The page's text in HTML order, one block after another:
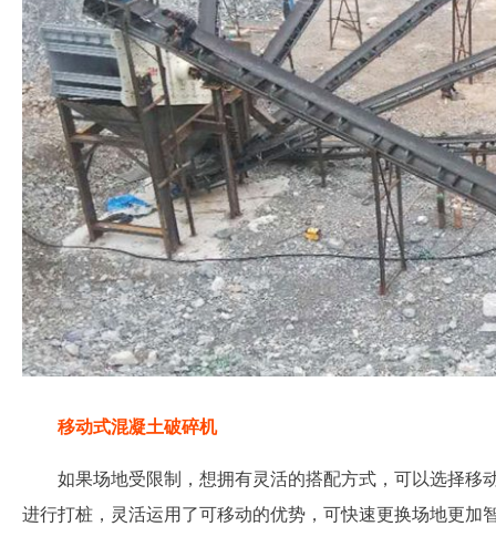
移动式混凝土破碎机
如果场地受限制，想拥有灵活的搭配方式，可以选择移
进行打桩，灵活运用了可移动的优势，可快速更换场地更加